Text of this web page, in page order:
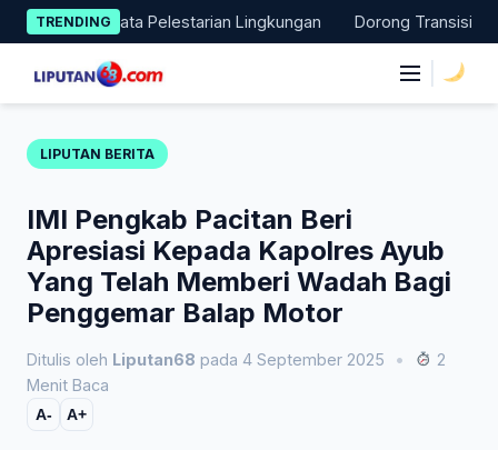
Skip
to
content
TRENDING
Aksi Nyata Pelestarian Lingkungan Dorong Transisi Energi
LIPUTAN BERITA
IMI Pengkab Pacitan Beri
Apresiasi Kepada Kapolres Ayub
Yang Telah Memberi Wadah Bagi
Penggemar Balap Motor
Ditulis oleh Liputan68 pada 4 September 2025 •
2
Menit Baca
A- A+